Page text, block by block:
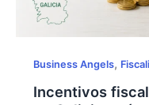
Business Angels,
Incentivos